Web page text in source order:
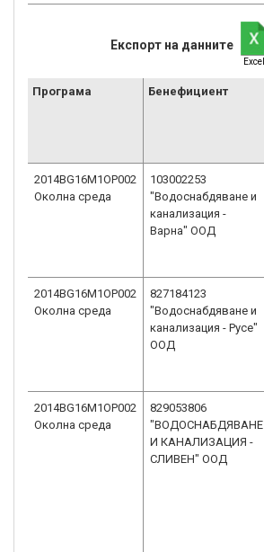
Експорт на данните
Excel
Програма Бенефициент
2014BG16M1OP002
Околна среда
103002253
"Водоснабдяване и
канализация -
Варна" ООД
2014BG16M1OP002
Околна среда
827184123
"Водоснабдяване и
канализация - Русе"
ООД
2014BG16M1OP002
Околна среда
829053806
"ВОДОСНАБДЯВАНЕ
И КАНАЛИЗАЦИЯ -
СЛИВЕН" ООД